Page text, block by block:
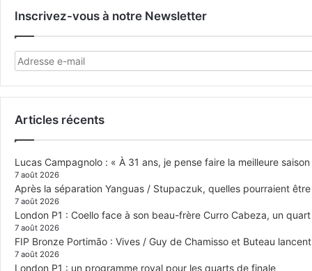
Inscrivez-vous à notre Newsletter
Articles récents
Lucas Campagnolo : « À 31 ans, je pense faire la meilleure
7 août 2026
Après la séparation Yanguas / Stupaczuk, quelles pourraient
7 août 2026
London P1 : Coello face à son beau-frère Curro Cabeza, un
7 août 2026
FIP Bronze Portimão : Vives / Guy de Chamisso et Buteau
7 août 2026
London P1 : un programme royal pour les quarts de finale